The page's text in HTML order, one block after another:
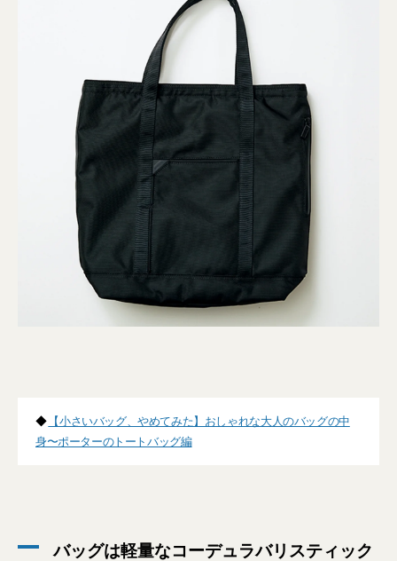
◆ 【小さいバッグ、やめてみた】おしゃれな大人のバッグの中
身〜ポーターのトートバッグ編
バッグは軽量なコーデュラバリスティック